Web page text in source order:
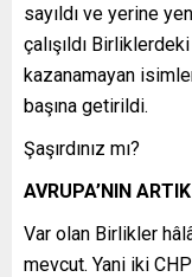
sayıldı ve yerine
çalışıldı
kazanamayan
başına getirildi.
Şaşırdınız mı?
AVRUPA’NIN
Var olan Birlikler
mevcut. Yani iki